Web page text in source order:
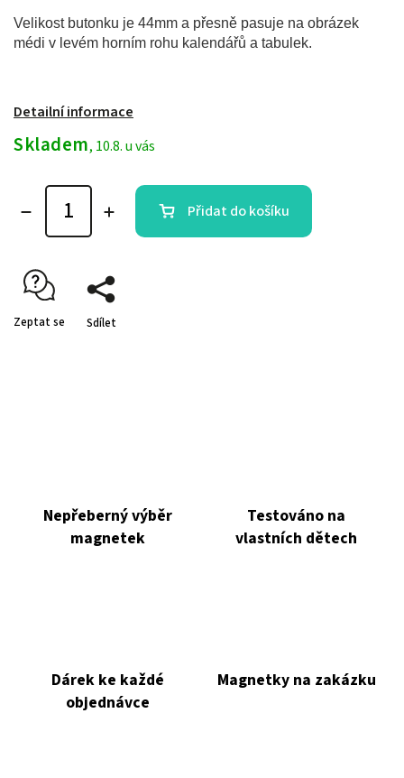
Velikost butonku je 44mm a přesně pasuje na obrázek
médi v levém horním rohu kalendářů a tabulek.
Detailní informace
Skladem, 10.8. u vás
Přidat do košíku
Zeptat se Sdílet
Nepřeberný výběr
magnetek
Testováno na
vlastních dětech
Dárek ke každé
objednávce
Magnetky na zakázku